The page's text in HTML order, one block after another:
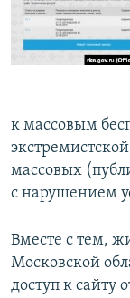
к массовым
массовых
с нарушением
Вместе с тем,
Московской
доступ к сайту